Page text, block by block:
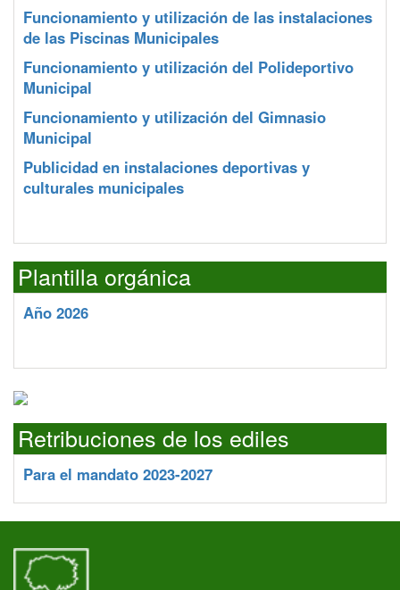
Funcionamiento y utilización de las instalaciones
de las Piscinas Municipales
Funcionamiento y utilización del Polideportivo
Municipal
Funcionamiento y utilización del Gimnasio
Municipal
Publicidad en instalaciones deportivas y
culturales municipales
Plantilla orgánica
Año 2026
Retribuciones de los ediles
Para el mandato 2023-2027